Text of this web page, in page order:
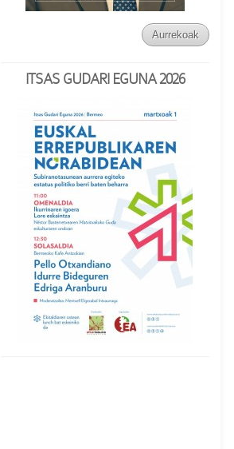
Aurrekoak
ITSAS GUDARI EGUNA 2026